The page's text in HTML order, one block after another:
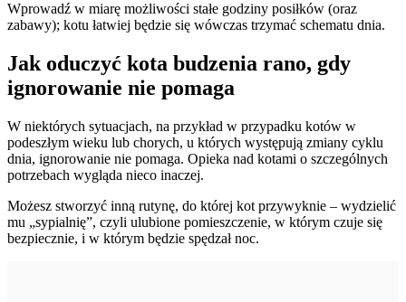
Wprowadź w miarę możliwości stałe godziny posiłków (oraz
zabawy); kotu łatwiej będzie się wówczas trzymać schematu dnia.
Jak oduczyć kota budzenia rano, gdy
ignorowanie nie pomaga
W niektórych sytuacjach, na przykład w przypadku kotów w
podeszłym wieku lub chorych, u których występują zmiany cyklu
dnia, ignorowanie nie pomaga. Opieka nad kotami o szczególnych
potrzebach wygląda nieco inaczej.
Możesz stworzyć inną rutynę, do której kot przywyknie – wydzielić
mu „sypialnię”, czyli ulubione pomieszczenie, w którym czuje się
bezpiecznie, i w którym będzie spędzał noc.